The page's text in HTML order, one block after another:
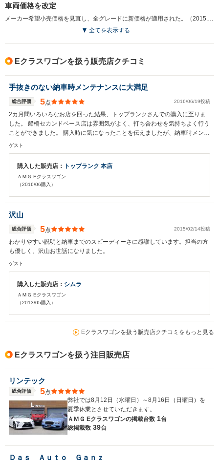
車両価格を改定
メーカー希望小売価格を見直し、全グレードに新価格が適用された。（2015.4）
全てを表示する
Eクラスワゴンを扱う販売店クチコミ
手抜きのない納車時メンテナンスに大満足
総合評価 5点 2016/06/19投稿
2カ月間いろいろなお店を回った結果、トップランクさんでの購入に至りま
した。 船橋セカンドベース店は雰囲気がよく、打ち合わせを気持ちよく行う
ことができました。 購入時に気になったことを伝えましたが、納車時メンテ
ナンスで全てを叶えていただき大変満足してております。（ローター研磨、
ンスもお願いすることにしようと思います。
ゲスト
購入した販売店： トップランク 本店
ＡＭＧ Eクラスワゴン
（2016/06購入）
沢山
総合評価 5点 2015/02/14投稿
わかりやすい説明と納車までのスピーディーさに感謝しています。担当の方
も優しく、沢山お世話になりました。
ゲスト
購入した販売店： シムラ
ＡＭＧ Eクラスワゴン
（2013/05購入）
Eクラスワゴンを扱う販売店クチコミをもっと見る
Eクラスワゴンを扱う注目販売店
リンテック
総合評価 5点
弊社では8月12日（水曜日）～8月16日（日曜日）を
夏季休業とさせていただきます。
ＡＭＧ Eクラスワゴンの掲載台数 1台
総掲載数 39台
Ｄａｓ Ａｕｔｏ Ｇａｎｚ